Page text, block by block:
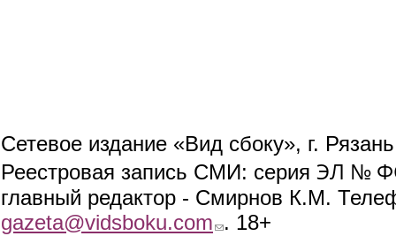
Сетевое издание «Вид сбоку», г.
Реестровая запись СМИ: серия ЭЛ №
главный редактор - Смирнов К.М.
gazeta@vidsboku.com (link sends e-mail)
. 18+